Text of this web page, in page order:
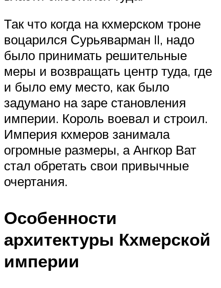
Так что когда на кхмерском троне
воцарился Сурьяварман II, надо
было принимать решительные
меры и возвращать центр туда, где
и было ему место, как было
задумано на заре становления
империи. Король воевал и строил.
Империя кхмеров занимала
огромные размеры, а Ангкор Ват
стал обретать свои привычные
очертания.
Особенности
архитектуры Кхмерской
империи